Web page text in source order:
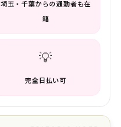
埼玉・千葉からの通勤者も在
籍
💡
完全日払い可